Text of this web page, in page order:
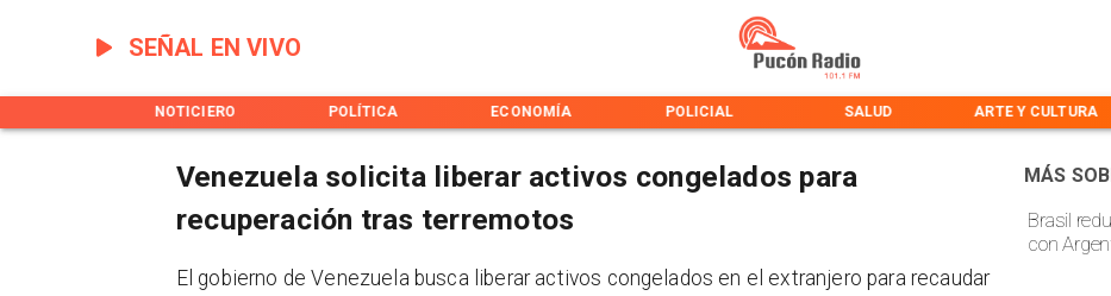
SEÑAL EN VIVO
NOTICIERO POLÍTICA ECONOMÍA POLICIAL SALUD ARTE Y CULTURA
Brasil
con
MÁS
Venezuela solicita liberar activos congelados para
recuperación tras terremotos
El gobierno de Venezuela busca liberar activos congelados en el extranjero para recaudar